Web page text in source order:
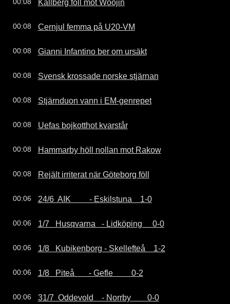
00:08 Källberg föll mot Woojin
00:08 Cernjul femma på U20-VM
00:08 Gianni Infantino ber om ursäkt
00:08 Svensk krossade norske stjärnan
00:08 Stjärnduon vann i EM-genrepet
00:08 Uefas bojkotthot kvarstår
00:08 Hammarby höll nollan mot Rakow
00:08 Rejält irriterat när Göteborg föll
00:06 24/6  AIK         - Eskilstuna    1-0
00:06 1/7   Husqvarna   - Lidköping     0-0
00:06 1/8   Kubikenborg - Skellefteå    1-2
00:06 1/8   Piteå       - Gefle         0-2
00:06 31/7  Oddevold    - Norrby        0-0